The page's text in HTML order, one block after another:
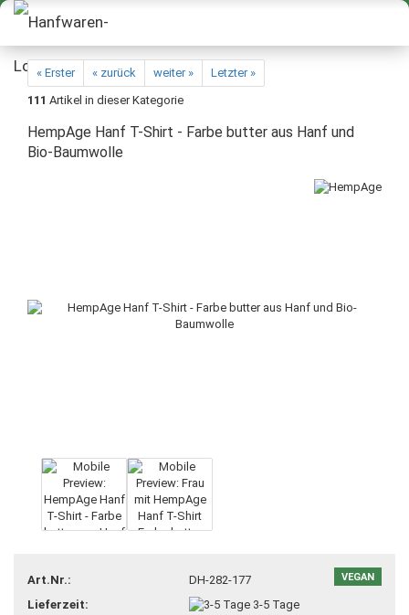
« Erster « zurück weiter »
Letzter »
111 Artikel in dieser Kategorie
HempAge Hanf T-Shirt - Farbe butter aus Hanf und
Bio-Baumwolle
VEGAN
Art.Nr.:
DH-282-177
Lieferzeit:
3-5 Tage